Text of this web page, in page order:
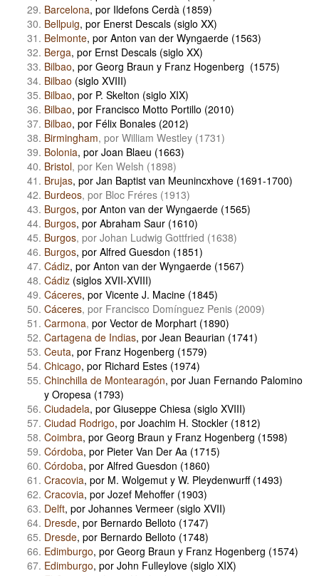
Barcelona, por Ildefons Cerdà (1859)
Bellpuig, por Enerst Descals (siglo XX)
Belmonte, por Anton van der Wyngaerde (1563)
Berga, por Ernst Descals (siglo XX)
Bilbao, por Georg Braun y Franz Hogenberg (1575)
Bilbao (siglo XVIII)
Bilbao, por P. Skelton (siglo XIX)
Bilbao, por Francisco Motto Portillo (2010)
Bilbao, por Félix Bonales (2012)
Birmingham, por William Westley (1731)
Bolonia, por Joan Blaeu (1663)
Bristol, por Ken Welsh (1898)
Brujas, por Jan Baptist van Meunincxhove (1691-1700)
Burdeos, por Bloc Fréres (1913)
Burgos, por Anton van der Wyngaerde (1565)
Burgos, por Abraham Saur (1610)
Burgos, por Johan Ludwig Gottfried (1638)
Burgos, por Alfred Guesdon (1851)
Cádiz, por Anton van der Wyngaerde (1567)
Cádiz (siglos XVII-XVIII)
Cáceres, por Vicente J. Macine (1845)
Cáceres, por Francisco Domínguez Penis (2009)
Carmona, por Vector de Morphart (1890)
Cartagena de Indias, por Jean Beaurian (1741)
Ceuta, por Franz Hogenberg (1579)
Chicago, por Richard Estes (1974)
Chinchilla de Montearagón, por Juan Fernando Palomino
y Oropesa (1793)
Ciudadela, por Giuseppe Chiesa (siglo XVIII)
Ciudad Rodrigo, por Joachim H. Stockler (1812)
Coimbra, por Georg Braun y Franz Hogenberg (1598)
Córdoba, por Pieter Van Der Aa (1715)
Córdoba, por Alfred Guesdon (1860)
Cracovia, por M. Wolgemut y W. Pleydenwurff (1493)
Cracovia, por Jozef Mehoffer (1903)
Delft, por Johannes Vermeer (siglo XVII)
Dresde, por Bernardo Belloto (1747)
Dresde, por Bernardo Belloto (1748)
Edimburgo, por Georg Braun y Franz Hogenberg (1574)
Edimburgo, por John Fulleylove (siglo XIX)